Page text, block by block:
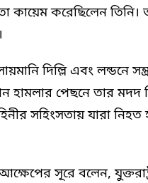
কায়েম করেছিলেন তিনি।
দিল্লি এবং লন্ডনে
পেছনে তার মদদ
সহিংসতায় যারা নিহত
আক্ষেপের সূরে বলেন,